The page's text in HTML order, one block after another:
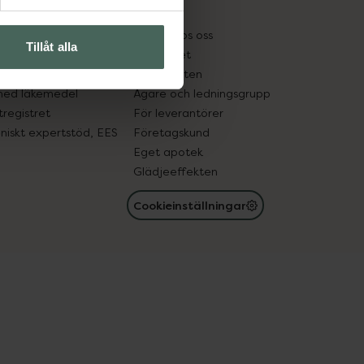
Tillåt alla
in gammal medicin
läkemedel
expertstöd, EES
Pressrum
Jobba hos oss
Hållbarhet
Samarbeten
Ägare och ledningsgrupp
För leverantörer
Företagskund
Eget apotek
Glädjeeffekten
Cookieinställningar